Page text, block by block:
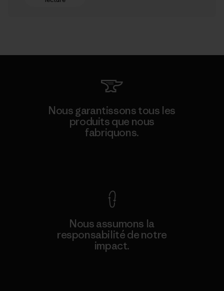
Nous garantissons tous les
produits que nous
fabriquons.
Nous assumons la
responsabilité de notre
impact.